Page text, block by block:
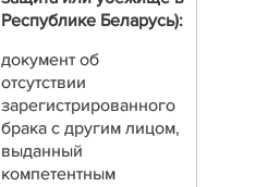
Республике Беларусь):
документ об
отсутствии
зарегистрированного
брака с другим лицом,
выданный
компетентным